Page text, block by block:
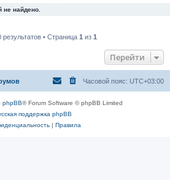
найдено.
результатов • Страница 1 из 1
Перейти
Часовой пояс: UTC+03:00
phpBB® Forum Software © phpBB Limited
поддержка phpBB
| Правила